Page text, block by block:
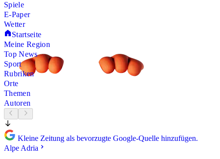
Spiele
E-Paper
Wetter
Startseite
Meine Region
Top News
Sport
Rubriken
Orte
Themen
Autoren
Kleine Zeitung als bevorzugte Google-Quelle hinzufügen.
Alpe Adria